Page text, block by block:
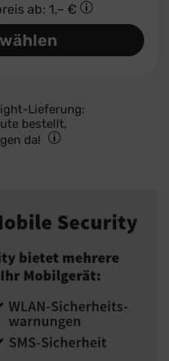
ab: 1,– €
Lieferung:
bestellt,
da!